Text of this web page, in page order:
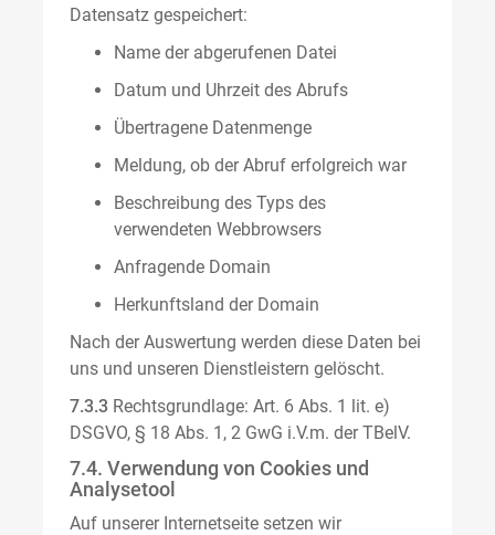
Datensatz gespeichert:
Name der abgerufenen Datei
Datum und Uhrzeit des Abrufs
Übertragene Datenmenge
Meldung, ob der Abruf erfolgreich war
Beschreibung des Typs des
verwendeten Webbrowsers
Anfragende Domain
Herkunftsland der Domain
Nach der Auswertung werden diese Daten bei
uns und unseren Dienstleistern gelöscht.
7.3.3 Rechtsgrundlage: Art. 6 Abs. 1 lit. e)
DSGVO, § 18 Abs. 1, 2 GwG i.V.m. der TBelV.
7.4. Verwendung von Cookies und
Analysetool
Auf unserer Internetseite setzen wir